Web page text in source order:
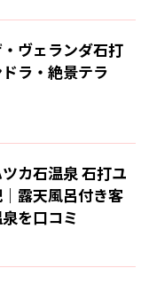
・ヴェランダ石打
ラ・絶景テラ
ツカ石温泉 石打ユ
露天風呂付き客
を口コミ